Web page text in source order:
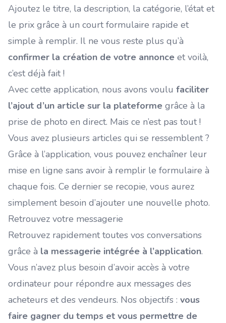
Ajoutez le titre, la description, la catégorie, l’état et
le prix grâce à un court formulaire rapide et
simple à remplir. Il ne vous reste plus qu’à
confirmer la création de votre annonce et voilà,
c’est déjà fait !
Avec cette application, nous avons voulu faciliter
l’ajout d’un article sur la plateforme grâce à la
prise de photo en direct. Mais ce n’est pas tout !
Vous avez plusieurs articles qui se ressemblent ?
Grâce à l’application, vous pouvez enchaîner leur
mise en ligne sans avoir à remplir le formulaire à
chaque fois. Ce dernier se recopie, vous aurez
simplement besoin d’ajouter une nouvelle photo.
Retrouvez votre messagerie
Retrouvez rapidement toutes vos conversations
grâce à la messagerie intégrée à l’application.
Vous n’avez plus besoin d’avoir accès à votre
ordinateur pour répondre aux messages des
acheteurs et des vendeurs. Nos objectifs : vous
faire gagner du temps et vous permettre de